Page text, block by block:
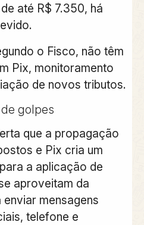
até R$ 7.350, há
o Fisco, não têm
Pix, monitoramento
de novos tributos.
golpes
que a propagação
e Pix cria um
a aplicação de
aproveitam da
mensagens
telefone e